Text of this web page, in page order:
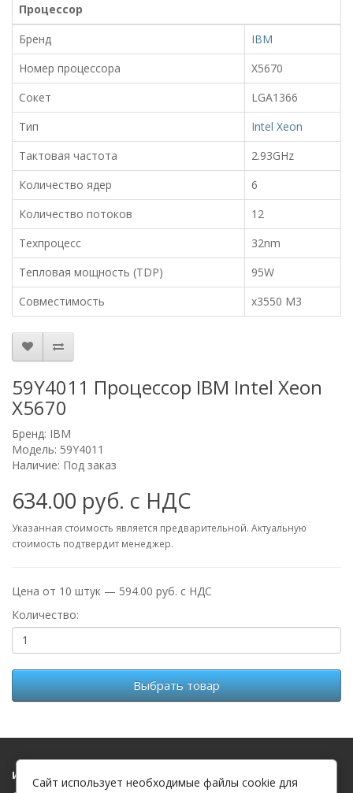
Процессор
Бренд
IBM
Номер процессора
X5670
Сокет
LGA1366
Тип
Intel Xeon
Тактовая частота
2.93GHz
Количество ядер
6
Количество потоков
12
Техпроцесс
32nm
Тепловая мощность (TDP)
95W
Совместимость
x3550 M3
59Y4011 Процессор IBM Intel Xeon
X5670
Бренд: IBM
Модель: 59Y4011
Наличие: Под заказ
634.00 руб. с НДС
Указанная стоимость является предварительной. Актуальную
стоимость подтвердит менеджер.
Цена от 10 штук — 594.00 руб. с НДС
Количество:
Выбрать товар
Информация
Сайт использует необходимые файлы cookie для